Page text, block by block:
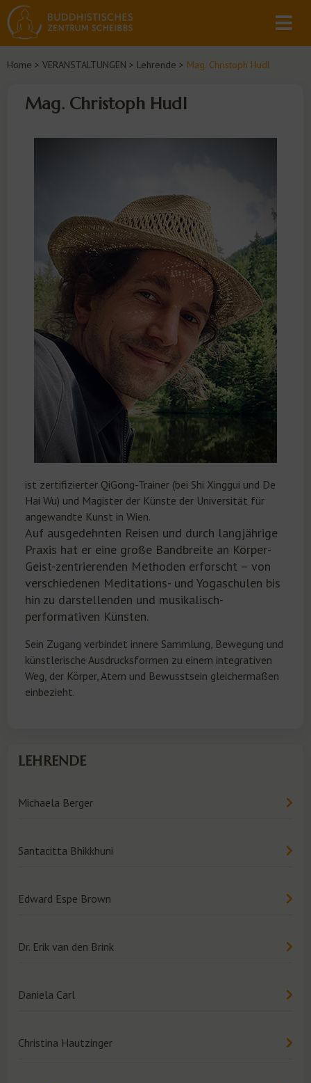
LEHRENDE
Michaela Berger
Santacitta Bhikkhuni
Edward Espe Brown
Dr. Erik van den Brink
Daniela Carl
Christina Hautzinger
Home > VERANSTALTUNGEN > Lehrende > Mag. Christoph Hudl
Mag. Christoph Hudl
ist zertifizierter QiGong-Trainer (bei Shi Xinggui und De
Hai Wu) und Magister der Künste der Universität für
angewandte Kunst in Wien.
Auf ausgedehnten Reisen und durch langjährige
Praxis hat er eine große Bandbreite an Körper-
Geist-zentrierenden Methoden erforscht – von
verschiedenen Meditations- und Yogaschulen bis
hin zu darstellenden und musikalisch-
performativen Künsten.
Sein Zugang verbindet innere Sammlung, Bewegung und
künstlerische Ausdrucksformen zu einem integrativen
Weg, der Körper, Atem und Bewusstsein gleichermaßen
einbezieht.